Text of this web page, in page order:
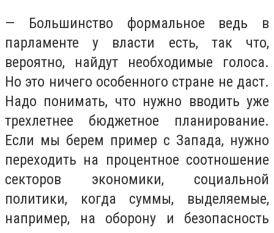
— Большинство формальное ведь в
парламенте у власти есть, так что,
вероятно, найдут необходимые голоса.
Но это ничего особенного стране не даст.
Надо понимать, что нужно вводить уже
трехлетнее бюджетное планирование.
Если мы берем пример с Запада, нужно
переходить на процентное соотношение
секторов экономики, социальной
политики, когда суммы, выделяемые,
например, на оборону и безопасность